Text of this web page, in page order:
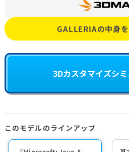
Escape from Tarkov
GALLERIAの中身
3Dカスタマイズシ
このモデルのラインアップ